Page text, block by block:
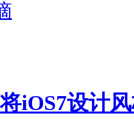
iOS7设计